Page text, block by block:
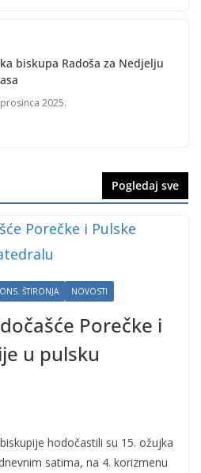
biskupa Radoša za Nedjelju
2025.
Pogledaj sve
ŠTIRONJA NOVOSTI
Porečke i
u pulsku
hodočastili su 15. ožujka
satima, na 4. korizmenu